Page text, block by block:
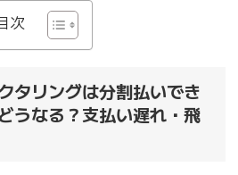
次
タリングは分割払いでき
うなる？支払い遅れ・飛